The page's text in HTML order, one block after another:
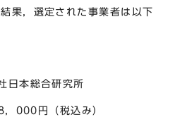
果，選定された事業者は以下
本総合研究所
円（税込み）